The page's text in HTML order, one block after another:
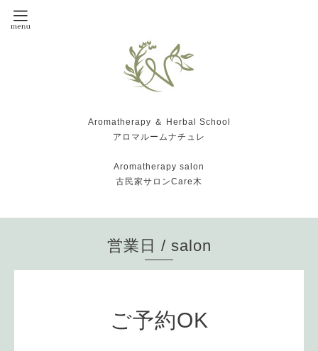
Aromatherapy ＆ Herbal School
アロマルームナチュレ
Aromatherapy salon
古民家サロンCare木
営業日 / salon
ご予約OK